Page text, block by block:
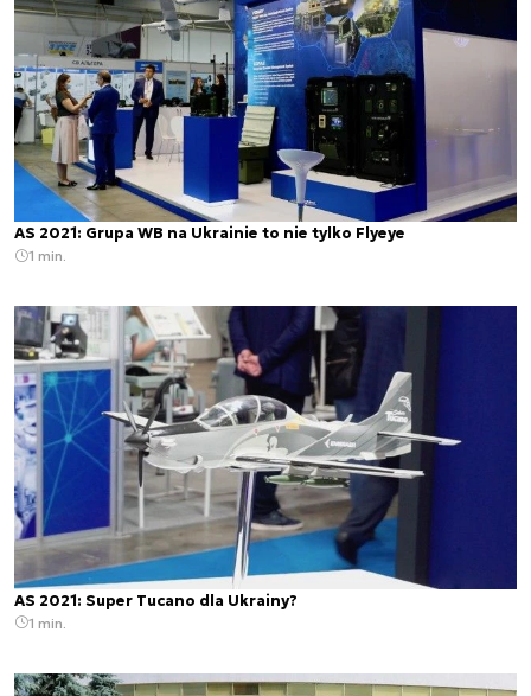
AS 2021: Grupa WB na Ukrainie to nie tylko Flyeye
1 min.
AS 2021: Super Tucano dla Ukrainy?
1 min.